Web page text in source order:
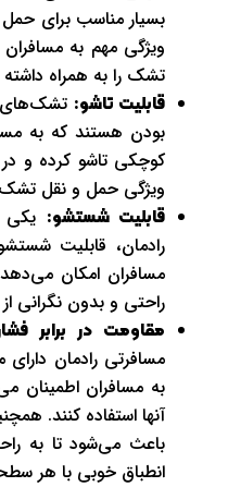
بسیار مناسب برای
ویژگی مهم به
تشک را به همراه داشته
قابلیت تاشو: تشک‌های
بودن هستند که به
کوچکی تاشو کرده و
ویژگی حمل و نقل تشک
قابلیت شستشو: یکی
رادمان، قابلیت
مسافران امکان
راحتی و بدون نگرانی
مقاومت در برابر
مسافرتی رادمان دارای
به مسافران اطمینان
آنها استفاده کنند.
باعث می‌شود تا به
انطباق خوبی با هر